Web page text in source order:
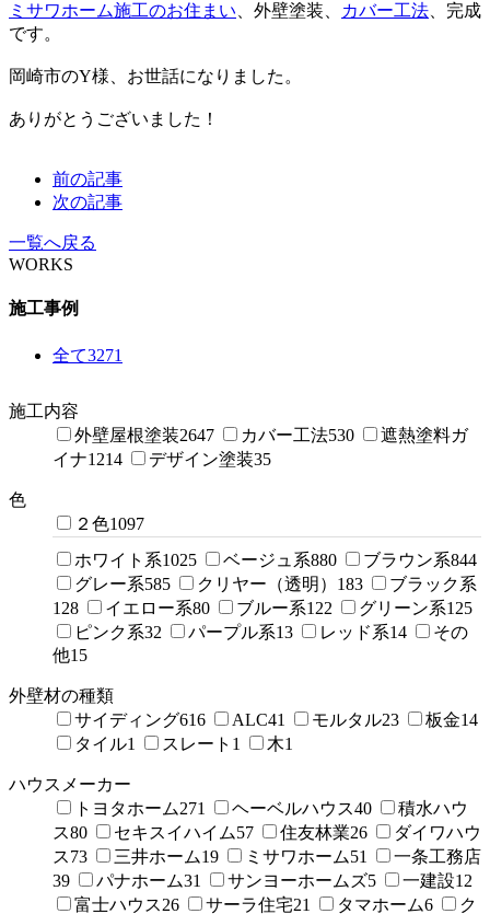
ミサワホーム施工のお住まい 、外壁塗装、 カバー工法 、完成
です。
岡崎市のY様、お世話になりました。
ありがとうございました！
前の記事
次の記事
一覧へ戻る
WORKS
施工事例
全て3271
施工内容
外壁屋根塗装2647 カバー工法530
遮熱塗料ガ
イナ1214 デザイン塗装35
色
２色1097
ホワイト系1025 ベージュ系880 ブラウン系844
グレー系585 クリヤー（透明） 183
ブラック系
128
イエロー系80 ブルー系122 グリーン系125
ピンク系32 パープル系13 レッド系14
その
他15
外壁材の種類
サイディング616 ALC41 モルタル23 板金14
タイル1 スレート 1 木1
ハウスメーカー
トヨタホーム271 ヘーベルハウス40
積水ハウ
ス80 セキスイハイム57 住友林業26
ダイワハウ
ス73 三井ホーム19 ミサワホーム51
一条工務店
39
パナホーム31 サンヨーホームズ5 一建設12
富士ハウス26 サーラ住宅21 タマホーム6 ク